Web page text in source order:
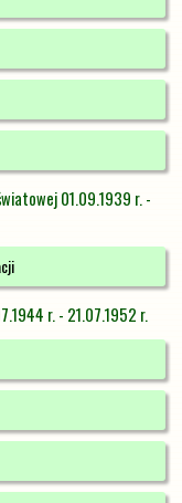
01.09.1939 r. -
r. - 21.07.1952 r.